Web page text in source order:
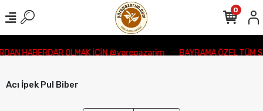
HABERDAR OLMAK İÇİN @yorepazarim BAYRAMA ÖZEL TÜM
0
Acı İpek Pul Biber